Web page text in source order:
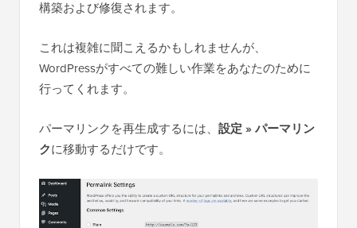
構築および修復されます。
これは複雑に聞こえるかもしれませんが、
WordPressがすべての難しい作業をあなたのために
行ってくれます。
パーマリンクを再生成するには、 設定 » パーマリン
クに移動するだけです。